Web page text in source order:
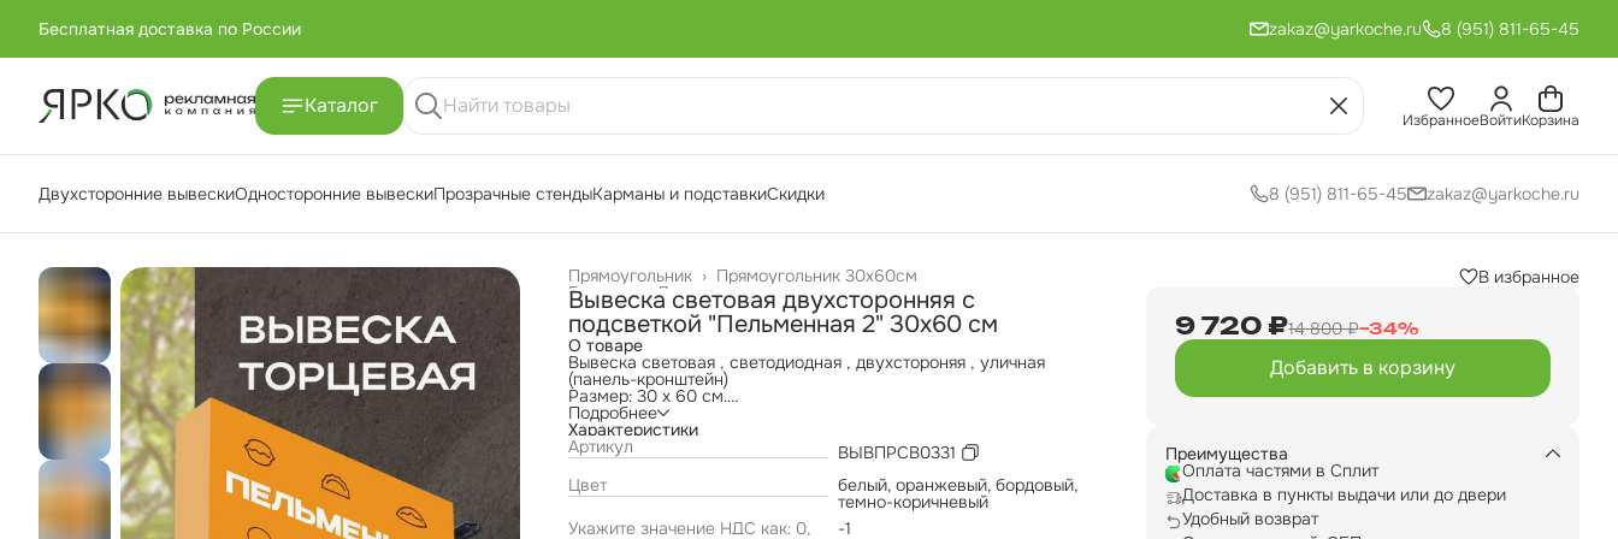
Бесплатная доставка по России
+7 (951) -811-65 45
zakaz@yarkoche.ru 8 (951) 811-65-45
Каталог
ИзбранноеВойтиКорзина
Двухсторонние вывескиОдносторонние вывескиПрозрачные стендыКарманы и подставкиСкидки 8 (951) 811-65-45 zakaz@yarkoche.ru
Прямоугольник 30х60см
Прямоугольник ›
Двухсторонние вывески ›
Главная ›
Вывеска световая двухсторонняя с
подсветкой "Пельменная 2" 30х60 см
О товаре
Вывеска световая , светодиодная , двухстороняя , уличная
(панель-кронштейн)
Размер: 30 х 60 см.
Материал лицевой части: светорассеивающее акриловое
стекло, обеспечивающее равномерное распределение света.
Борт: изготовлен из прочного ПВХ пластика , устойчивого к
атмосферным воздействиям.
Изображение и надпись выполнены высококачественными
самоклеящимися пленками ORACAL 641, устойчивыми к
выгоранию и механическим повреждениям.
Каркас конструкции выполнен из металлической профильной
Подробнее
Характеристики
Артикул
ВЫВПРСВ0331
Цвет
белый, оранжевый, бордовый,
темно-коричневый
Укажите значение НДС как: 0,
-1
В избранное
9 720 ₽14 800 ₽−34%
Добавить в корзину
Преимущества
Оплата частями в Сплит
Доставка в пункты выдачи или до двери
Удобный возврат